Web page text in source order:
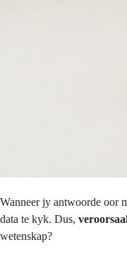
Wanneer jy antwoorde oor
data te kyk. Dus,
wetenskap?